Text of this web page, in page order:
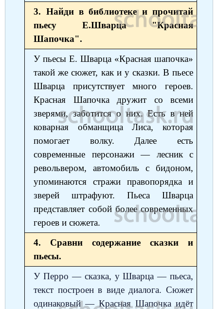
3. Найди в библиотеке и прочитай
пьесу Е.Шварца "Красная
Шапочка".
У пьесы Е. Шварца «Красная шапочка»
такой же сюжет, как и у сказки. В пьесе
Шварца присутствует много героев.
Красная Шапочка дружит со всеми
зверями, заботится о них. Есть в ней
коварная обманщица Лиса, которая
помогает волку. Далее есть
современные персонажи — лесник с
револьвером, автомобиль с бидоном,
упоминаются стражи правопорядка и
зверей штрафуют. Пьеса Шварца
представляет собой более современных
героев и сюжета.
4. Сравни содержание сказки и
пьесы.
У Перро — сказка, у Шварца — пьеса,
текст построен в виде диалога. Сюжет
одинаковый — Красная Шапочка идёт